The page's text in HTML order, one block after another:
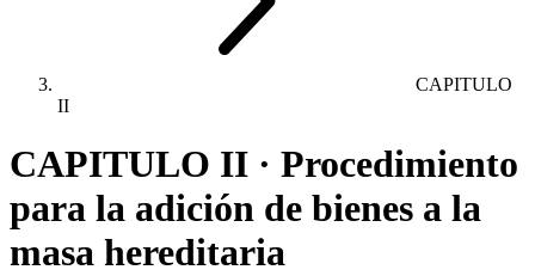
CAPITULO
II
CAPITULO II · Procedimiento
para la adición de bienes a la
masa hereditaria